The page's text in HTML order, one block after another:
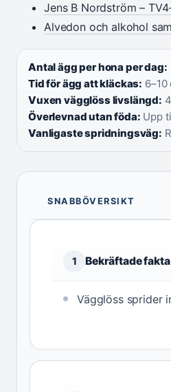
Jens B Nordström –
Alvedon och alkohol
Antal ägg per hona per dag:
Tid för ägg att kläckas: 6–10
Vuxen vägglöss livslängd:
Överlevnad utan föda: Upp
Vanligaste spridningsväg:
SNABBÖVERSIKT
1 Bekräftade fakta
Vägglöss sprider